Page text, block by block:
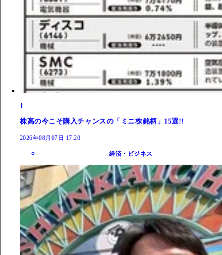
1
株高の今こそ購入チャンスの「ミニ株銘柄」15選!!
2026年08月07日 17:20
経済・ビジネス